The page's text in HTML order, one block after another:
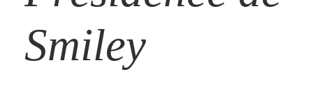
Smiley